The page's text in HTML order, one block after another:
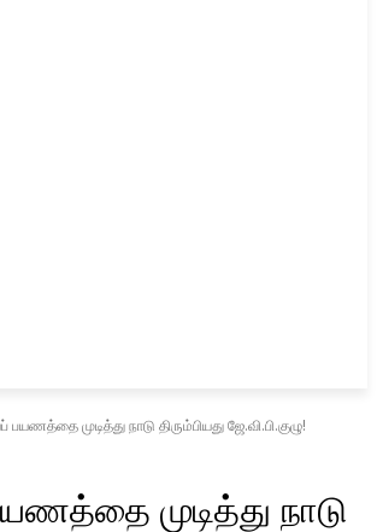
பயணத்தை முடித்து நாடு திரும்பியது ஜே.வி.பி.குழு!
முடித்து நாடு